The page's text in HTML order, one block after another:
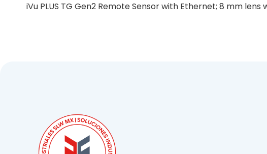
iVu PLUS TG Gen2 Remote Sensor with Ethernet; 8 mm